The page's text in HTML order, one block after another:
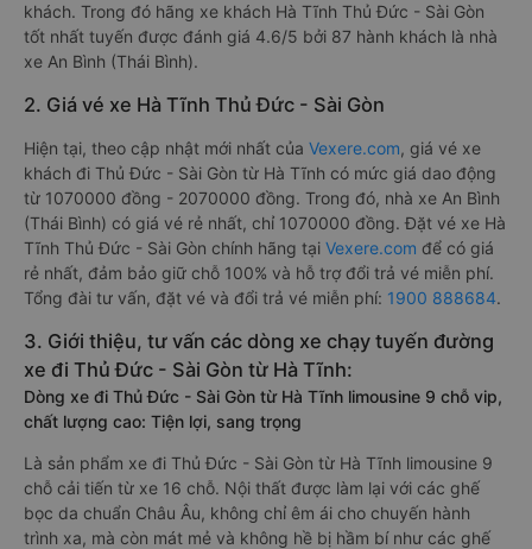
khách. Trong đó hãng xe khách Hà Tĩnh Thủ Đức - Sài Gòn
tốt nhất tuyến được đánh giá 4.6/5 bởi 87 hành khách là nhà
xe An Bình (Thái Bình).
2. Giá vé xe Hà Tĩnh Thủ Đức - Sài Gòn
Hiện tại, theo cập nhật mới nhất của Vexere.com, giá vé xe
khách đi Thủ Đức - Sài Gòn từ Hà Tĩnh có mức giá dao động
từ 1070000 đồng - 2070000 đồng. Trong đó, nhà xe An Bình
(Thái Bình) có giá vé rẻ nhất, chỉ 1070000 đồng. Đặt vé xe Hà
Tĩnh Thủ Đức - Sài Gòn chính hãng tại Vexere.com để có giá
rẻ nhất, đảm bảo giữ chỗ 100% và hỗ trợ đổi trả vé miễn phí.
Tổng đài tư vấn, đặt vé và đổi trả vé miễn phí: 1900 888684.
3. Giới thiệu, tư vấn các dòng xe chạy tuyến đường
xe đi Thủ Đức - Sài Gòn từ Hà Tĩnh:
Dòng xe đi Thủ Đức - Sài Gòn từ Hà Tĩnh limousine 9 chỗ vip,
chất lượng cao: Tiện lợi, sang trọng
Là sản phẩm xe đi Thủ Đức - Sài Gòn từ Hà Tĩnh limousine 9
chỗ cải tiến từ xe 16 chỗ. Nội thất được làm lại với các ghế
bọc da chuẩn Châu Âu, không chỉ êm ái cho chuyến hành
trình xa, mà còn mát mẻ và không hề bị hầm bí như các ghế